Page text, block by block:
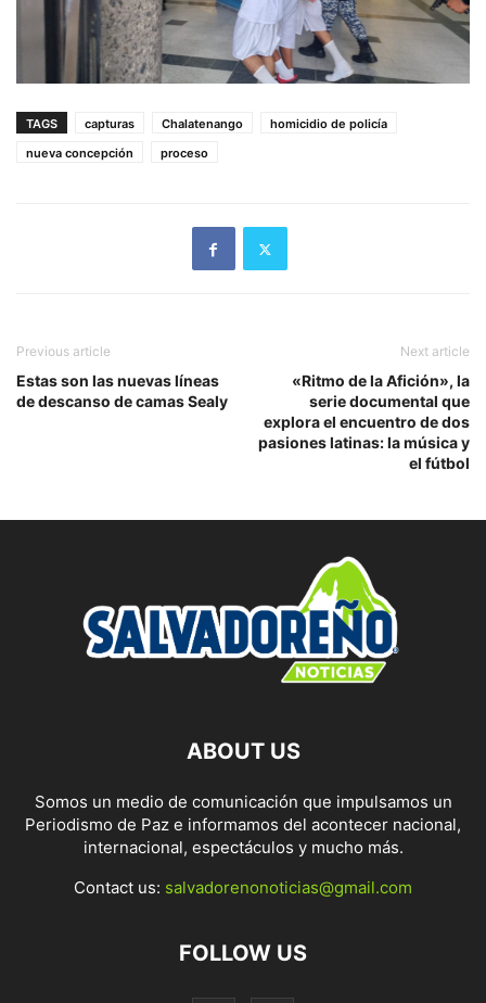
TAGS capturas Chalatenango
homicidio de policía
nueva concepción
proceso
Previous article
Estas son las nuevas líneas
de descanso de camas Sealy
Next article
«Ritmo de la Afición», la
serie documental que
explora el encuentro de dos
pasiones latinas: la música y
el fútbol
ABOUT US
Somos un medio de comunicación que impulsamos un
Periodismo de Paz e informamos del acontecer nacional,
internacional, espectáculos y mucho más.
Contact us: salvadorenonoticias@gmail.com
FOLLOW US